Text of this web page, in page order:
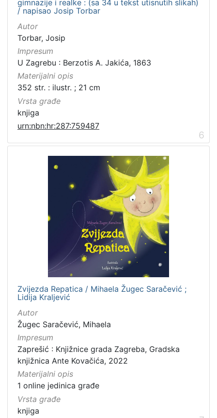
gimnazije i realke : (sa 34 u tekst utisnutih slikah)
/ napisao Josip Torbar
Autor
Torbar, Josip
Impresum
U Zagrebu : Berzotis A. Jakića, 1863
Materijalni opis
352 str. : ilustr. ; 21 cm
Vrsta građe
knjiga
urn:nbn:hr:287:759487
6
Zvijezda Repatica / Mihaela Žugec Saračević ;
Lidija Kraljević
Autor
Žugec Saračević, Mihaela
Impresum
Zaprešić : Knjižnice grada Zagreba, Gradska
knjižnica Ante Kovačića, 2022
Materijalni opis
1 online jedinica građe
Vrsta građe
knjiga